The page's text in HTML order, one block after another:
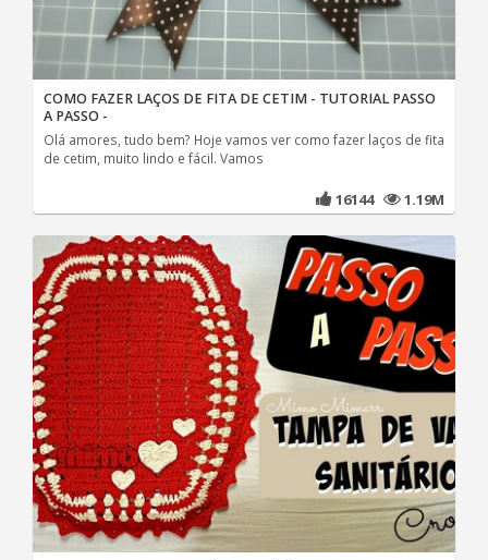
COMO FAZER LAÇOS DE FITA DE CETIM - TUTORIAL PASSO
A PASSO -
Olá amores, tudo bem? Hoje vamos ver como fazer laços de fita
de cetim, muito lindo e fácil. Vamos
16144 1.19M